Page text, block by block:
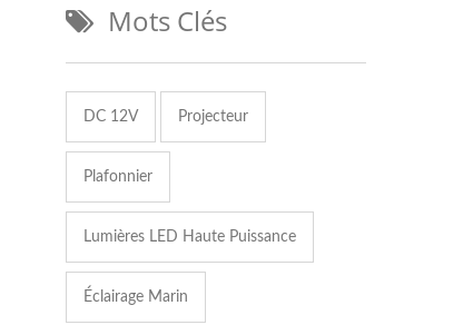
Mots Clés
DC 12V Projecteur
Plafonnier
Lumières LED Haute Puissance
Éclairage Marin